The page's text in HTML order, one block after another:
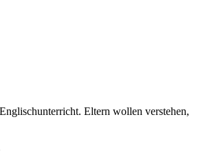
Eltern wollen verstehen,